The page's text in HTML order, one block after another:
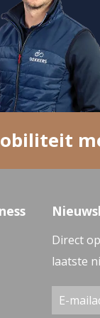
Direct
laatste